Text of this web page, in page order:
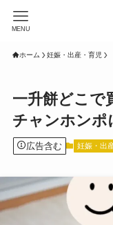
MENU
ホーム 妊娠・出産・育児
一升餅どこで
チャンホンポ
広告含む 妊娠・出